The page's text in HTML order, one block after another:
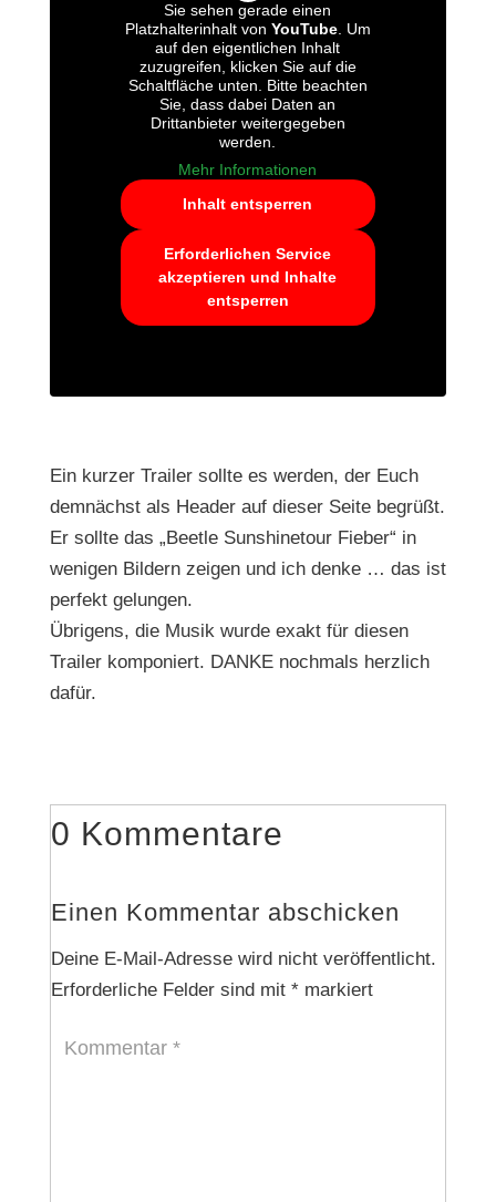
Sie sehen gerade einen
Platzhalterinhalt von YouTube. Um
auf den eigentlichen Inhalt
zuzugreifen, klicken Sie auf die
Schaltfläche unten. Bitte beachten
Sie, dass dabei Daten an
Drittanbieter weitergegeben
werden.
Mehr Informationen
Inhalt entsperren
Erforderlichen Service
akzeptieren und Inhalte
entsperren
Ein kurzer Trailer sollte es werden, der Euch
demnächst als Header auf dieser Seite begrüßt.
Er sollte das „Beetle Sunshinetour Fieber“ in
wenigen Bildern zeigen und ich denke … das ist
perfekt gelungen.
Übrigens, die Musik wurde exakt für diesen
Trailer komponiert. DANKE nochmals herzlich
dafür.
0 Kommentare
Einen Kommentar abschicken
Deine E-Mail-Adresse wird nicht veröffentlicht.
Erforderliche Felder sind mit *markiert